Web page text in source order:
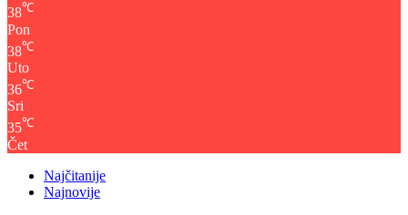
38℃
Pon
38℃
Uto
36℃
Sri
35℃
Čet
Najčitanije
Najnovije